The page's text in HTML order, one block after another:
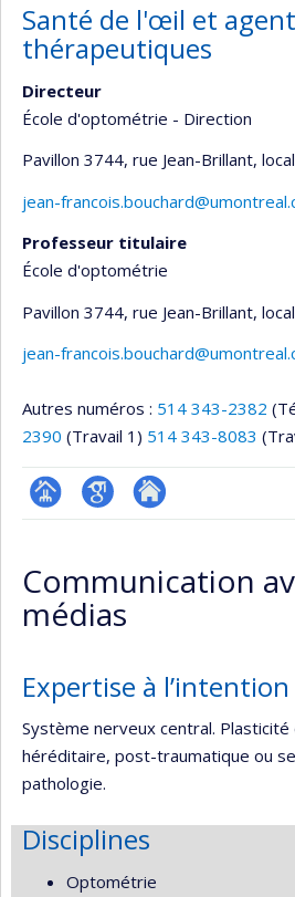
Santé de l'œil et
thérapeutiques
Directeur
École d'optométrie - Direction
Pavillon 3744, rue Jean-Brillant,
jean-
Professeur titulaire
École d'optométrie
Pavillon 3744, rue Jean-Brillant,
jean-
Autres numéros : 514 343-2382
2390 (Travail 1) 514 343-8083
Page
(faculté,département,école)
GoogleAutre
web
Communication
médias
Expertise à
Système nerveux central.
héréditaire, post-traumatique ou
pathologie.
Disciplines
Optométrie